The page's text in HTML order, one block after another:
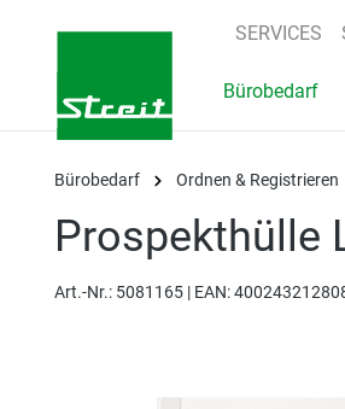
Zur Hauptnavigation springen
SERVICES
Bürobedarf
Bürobedarf Ordnen & Registrieren
Prospekthülle
Art.-Nr.: 5081165 | EAN: